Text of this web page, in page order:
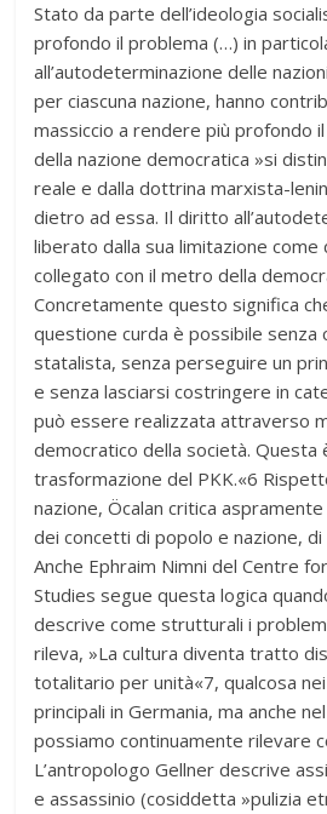
Stato da parte dell’ideologia
profondo il problema (…) in
all’autodeterminazione delle
per ciascuna nazione, hanno
massiccio a rendere più profondo il
della nazione democratica »si
reale e dalla dottrina marxista-
dietro ad essa. Il diritto
liberato dalla sua limitazione
collegato con il metro della
Concretamente questo significa
questione curda è possibile senza
statalista, senza perseguire un
e senza lasciarsi costringere in
può essere realizzata attraverso
democratico della società. Questa
trasformazione del PKK.«6
nazione, Öcalan critica
dei concetti di popolo e nazione,
Anche Ephraim Nimni del Centre
Studies segue questa logica
descrive come strutturali i
rileva, »La cultura diventa tratto
totalitario per unità«7, qualcosa
principali in Germania, ma anche
possiamo continuamente rilevare
L’antropologo Gellner descrive
e assassinio (cosiddetta »pulizia